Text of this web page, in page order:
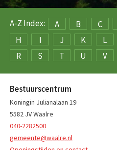
A-Z Index: A B C
H
I J K L
R
S T U V
Bestuurscentrum
Koningin Julianalaan 19
5582 JV Waalre
040-2282500
gemeente@waalre.nl